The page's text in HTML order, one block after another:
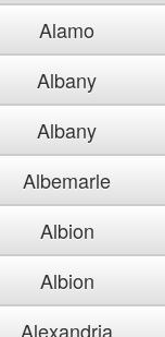
Alamo
Albany
Albany
Albemarle
Albion
Albion
Alexandria